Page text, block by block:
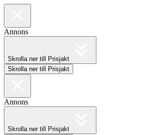
Annons
Skrolla ner till Prisjakt
Skrolla ner till Prisjakt
Annons
Skrolla ner till Prisjakt